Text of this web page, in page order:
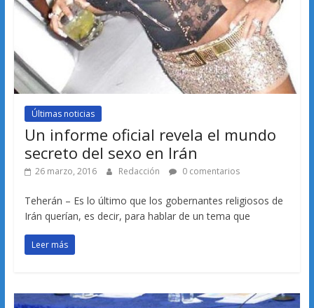
Últimas noticias
Un informe oficial revela el mundo
secreto del sexo en Irán
26 marzo, 2016 Redacción 0 comentarios
Teherán – Es lo último que los gobernantes religiosos de
Irán querían, es decir, para hablar de un tema que
Leer más